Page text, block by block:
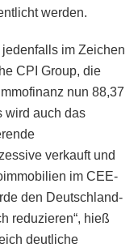
werden.
im Zeichen
CPI Group, die
nun 88,37
wird auch das
verkauft und
im CEE-
den Deutschland-
reduzieren“, hieß
deutliche